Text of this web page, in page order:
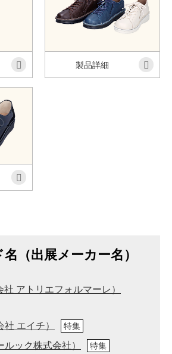
製品詳細
（出展メーカー名）
アトリエフォルマーレ）
エイチ） 特集
ック株式会社） 特集